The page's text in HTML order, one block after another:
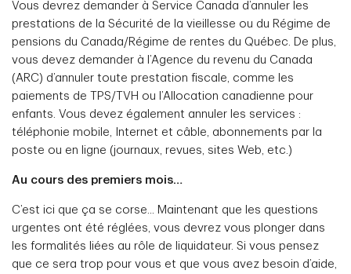
Vous devrez demander à Service Canada d’annuler les
prestations de la Sécurité de la vieillesse ou du Régime de
pensions du Canada/Régime de rentes du Québec. De plus,
vous devez demander à l’Agence du revenu du Canada
(ARC) d’annuler toute prestation fiscale, comme les
paiements de TPS/TVH ou l’Allocation canadienne pour
enfants. Vous devez également annuler les services :
téléphonie mobile, Internet et câble, abonnements par la
poste ou en ligne (journaux, revues, sites Web, etc.)
Au cours des premiers mois…
C’est ici que ça se corse... Maintenant que les questions
urgentes ont été réglées, vous devrez vous plonger dans
les formalités liées au rôle de liquidateur. Si vous pensez
que ce sera trop pour vous et que vous avez besoin d’aide,